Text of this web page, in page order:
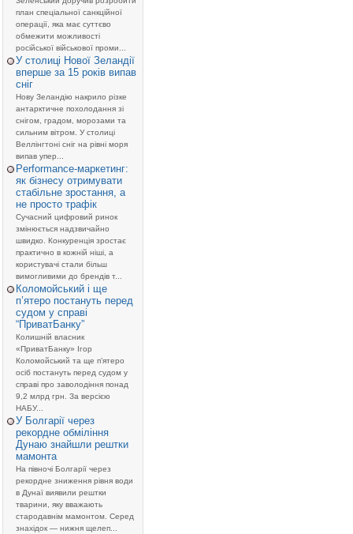
план спеціальної санкційної
операції, яка має суттєво
обмежити можливості
російської військової проми...
У столиці Нової Зеландії
вперше за 15 років випав
сніг
Нову Зеландію накрило різке
антарктичне похолодання зі
снігом, градом, морозами та
сильним вітром. У столиці
Веллінгтоні сніг на рівні моря
випав упер...
Performance-маркетинг:
як бізнесу отримувати
стабільне зростання, а
не просто трафік
Сучасний цифровий ринок
змінюється надзвичайно
швидко. Конкуренція зростає
практично в кожній ніші, а
користувачі стали більш
вимогливими до брендів т...
Коломойський і ще
п’ятеро постануть перед
судом у справі
“ПриватБанку”
Колишній власник
«ПриватБанку» Ігор
Коломойський та ще п’ятеро
осіб постануть перед судом у
справі про заволодіння понад
9,2 млрд грн. За версією
НАБУ...
У Болгарії через
рекордне обміління
Дунаю знайшли рештки
мамонта
На півночі Болгарії через
рекордне зниження рівня води
в Дунаї виявили рештки
тварини, яку вважають
стародавнім мамонтом. Серед
знахідок — нижня щелеп...